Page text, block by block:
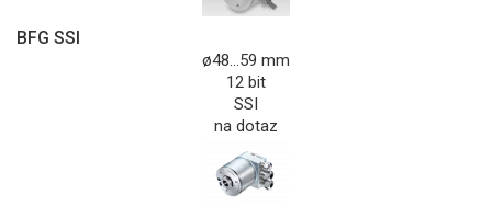
BFG SSI
ø48...59 mm
12 bit
SSI
na dotaz